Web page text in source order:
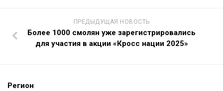
ПРЕДЫДУЩАЯ НОВОСТЬ
Более 1000 смолян уже зарегистрировались
для участия в акции «Кросс нации 2025»
Регион